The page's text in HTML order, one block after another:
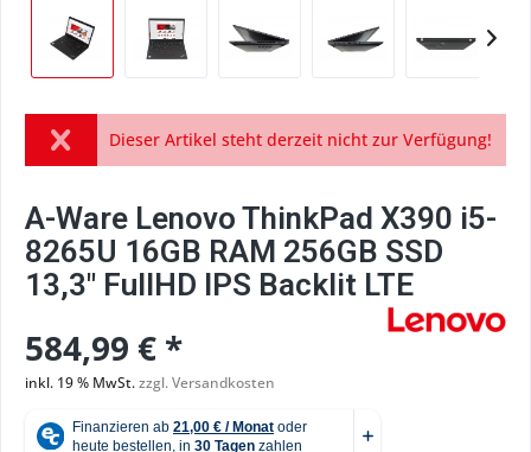
Dieser Artikel steht derzeit nicht zur Verfügung!
A-Ware Lenovo ThinkPad X390 i5-
8265U 16GB RAM 256GB SSD
13,3" FullHD IPS Backlit LTE
584,99 € *
inkl. 19 % MwSt.zzgl. Versandkosten